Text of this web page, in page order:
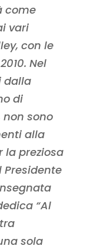
come
vari
con le
Nel
dalla
di
non sono
alla
la preziosa
Presidente
“Al
sola